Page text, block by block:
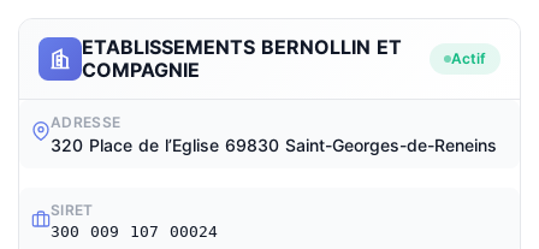
ETABLISSEMENTS BERNOLLIN ET
COMPAGNIE
Actif
ADRESSE
320 Place de l’Eglise 69830 Saint-Georges-de-Reneins
SIRET
300 009 107 00024